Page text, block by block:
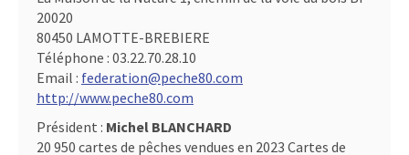
20020
80450 LAMOTTE-BREBIERE
Téléphone : 03.22.70.28.10
Email : federation@peche80.com
http://www.peche80.com
Président : Michel BLANCHARD
20 950 cartes de pêches vendues en 2023 Cartes de